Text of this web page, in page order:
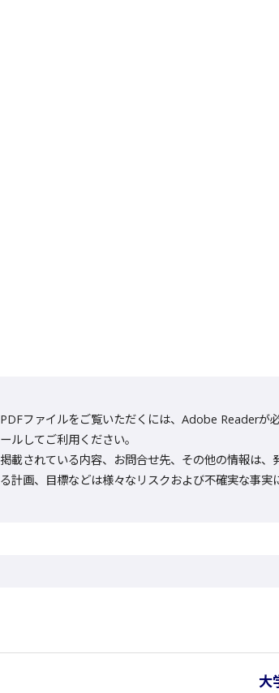
PDFファイルをご覧いただくには、Adobe Readerが
ールしてご利用ください。
掲載されている内容、お問合せ先、その他の情報は
る計画、目標などは様々なリスクおよび不確実な事実
大